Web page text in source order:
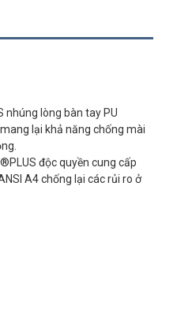
nhúng lòng bàn tay PU
lại khả năng chống mài
độc quyền cung cấp
A4 chống lại các rủi ro ở